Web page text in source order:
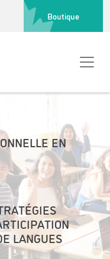
Boutique
EN
LANGUES